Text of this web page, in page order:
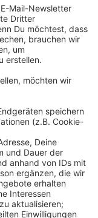
betreiben.
im
liegt die
Hier gibt